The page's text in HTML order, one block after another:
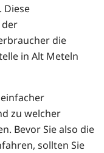
Diese
die
in Alt Meteln
zu welcher
Bevor Sie also die
sollten Sie